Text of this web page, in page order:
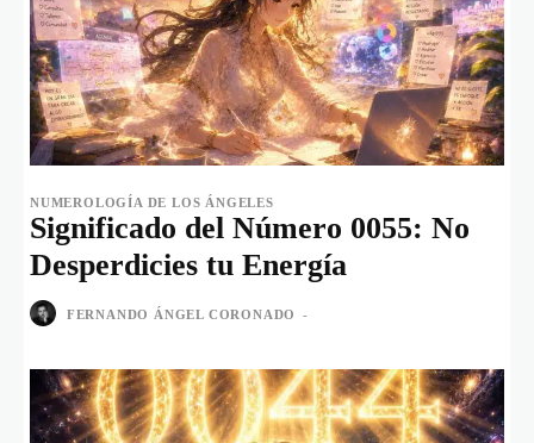
NUMEROLOGÍA DE LOS ÁNGELES
Significado del Número 0055: No
Desperdicies tu Energía
FERNANDO ÁNGEL CORONADO -